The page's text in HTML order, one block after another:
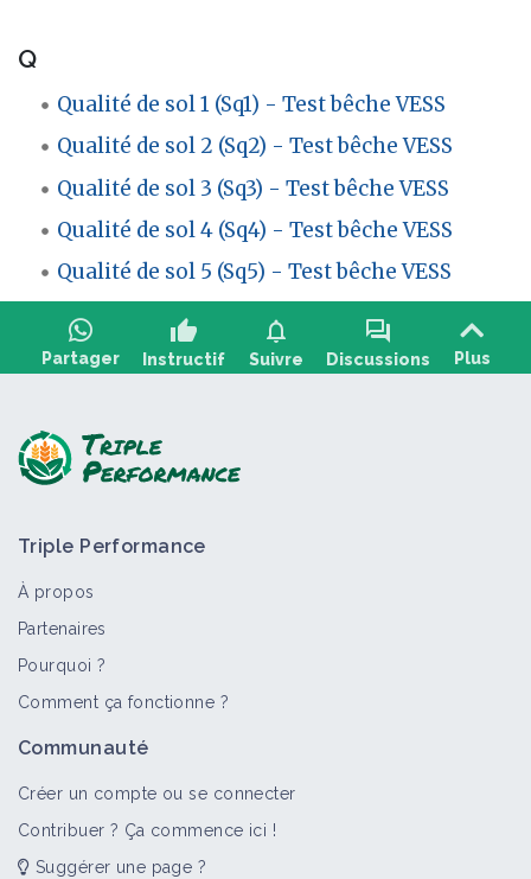
Q
Qualité de sol 1 (Sq1) - Test bêche VESS
Qualité de sol 2 (Sq2) - Test bêche VESS
Qualité de sol 3 (Sq3) - Test bêche VESS
Qualité de sol 4 (Sq4) - Test bêche VESS
Qualité de sol 5 (Sq5) - Test bêche VESS
Partager
thumb_up
Instructif
notifications
Suivre
forum
Discussions Plus
Triple Performance
À propos
Partenaires
Pourquoi ?
Comment ça fonctionne ?
Communauté
Créer un compte ou se connecter
Contribuer ? Ça commence ici !
Suggérer une page ?